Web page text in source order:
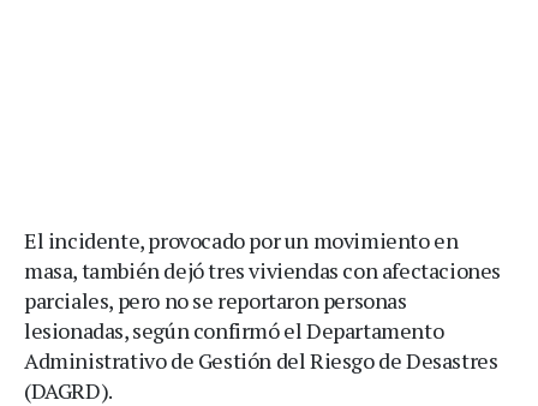
El incidente, provocado por un movimiento en
masa, también dejó tres viviendas con afectaciones
parciales, pero no se reportaron personas
lesionadas, según confirmó el Departamento
Administrativo de Gestión del Riesgo de Desastres
(DAGRD).